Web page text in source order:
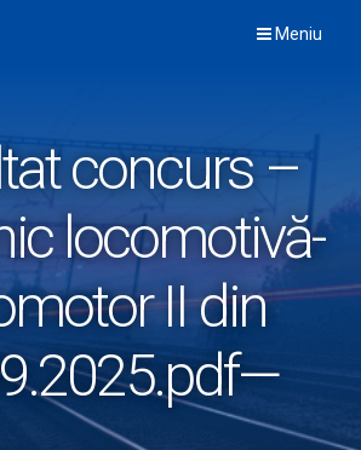
Meniu
concurs –
locomotivă-
II din